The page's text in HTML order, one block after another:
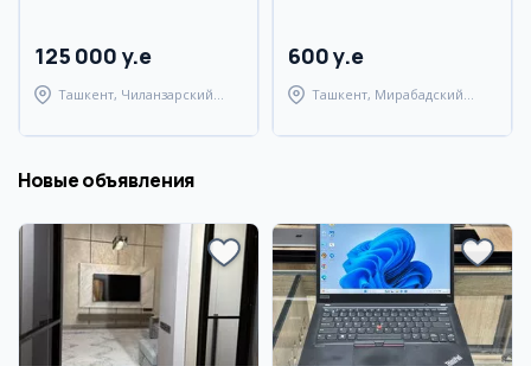
125 000 y.e
Ташкент, Чиланзарский
600 y.e
Ташкент, Мирабадский
Новые объявления